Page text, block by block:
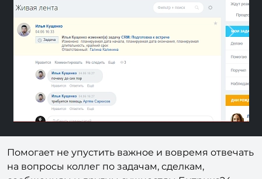
Помогает не упустить важное и вовремя отвечать